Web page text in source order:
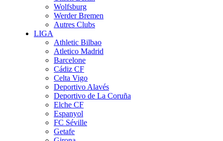
Wolfsburg
Werder Bremen
Autres Clubs
LIGA
Athletic Bilbao
Atletico Madrid
Barcelone
Cádiz CF
Celta Vigo
Deportivo Alavés
Deportivo de La Coruña
Elche CF
Espanyol
FC Séville
Getafe